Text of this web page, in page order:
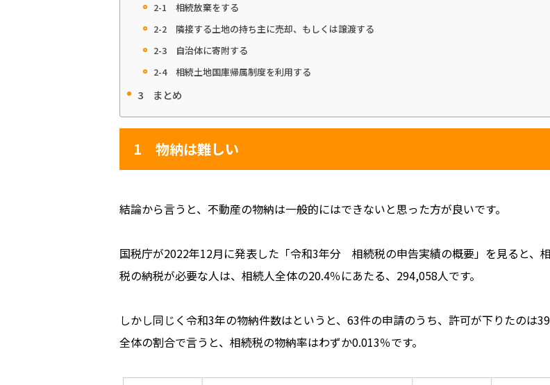
2-1 相続放棄をする
2-2 隣接する土地の持ち主に売却、もしくは譲渡する
2-3 自治体に寄附する
2-4 相続土地国庫帰属制度を利用する
3 まとめ
1 物納は難しい
結論から言うと、不動産の物納は一般的にはできないと思った方が良いです。
国税庁が2022年12月に発表した「令和3年分 相続税の申告実績の概要」を見ると、
税の納税が必要な人は、相続人全体の20.4％にあたる、294,058人です。
しかし同じく令和3年の物納件数はというと、63件の申請のうち、許可が下りたのは39
全体の割合で言うと、相続税の物納率はわずか0.013％です。